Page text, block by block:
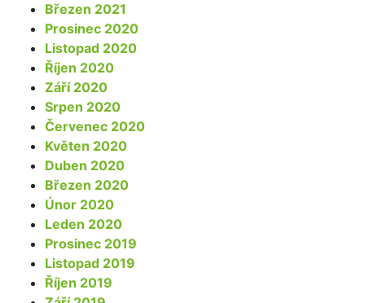
Březen 2021
Prosinec 2020
Listopad 2020
Říjen 2020
Září 2020
Srpen 2020
Červenec 2020
Květen 2020
Duben 2020
Březen 2020
Únor 2020
Leden 2020
Prosinec 2019
Listopad 2019
Říjen 2019